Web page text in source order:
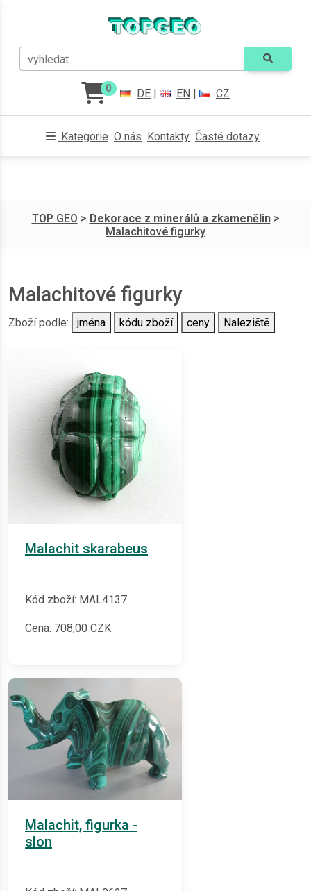
vyhledat
0 DE | EN | CZ
Kategorie O nás Kontakty Časté dotazy
TOP GEO > Dekorace z minerálů a zkamenělin>
Malachitové figurky
Malachitové figurky
Zboží podle: jména kódu zboží ceny Naleziště
Malachit skarabeus
Kód zboží: MAL4137
Cena: 708,00 CZK
Malachit, figurka -
slon